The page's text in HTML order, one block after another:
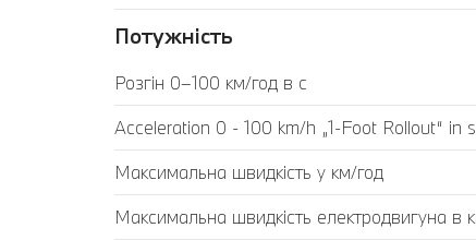
Потужність
Розгін 0–100 км/год в с
Acceleration 0 - 100 km/h „1-Foot Rollout“ in s
Максимальна швидкість у км/год
Максимальна швидкість електродвигуна в